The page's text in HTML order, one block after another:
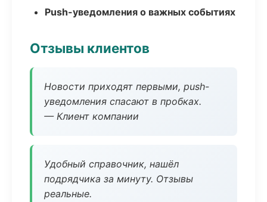
Push-уведомления о важных событиях
Отзывы клиентов
Новости приходят первыми, push-
уведомления спасают в пробках.
— Клиент компании
Удобный справочник, нашёл
подрядчика за минуту. Отзывы
реальные.